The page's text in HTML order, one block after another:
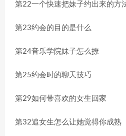
第22一个快速把妹子约出来的方
第23约会的目的是什么
第24音乐学院妹子怎么撩
第25约会时的聊天技巧
第29如何带喜欢的女生回家
第32追女生怎么让她觉得你成熟